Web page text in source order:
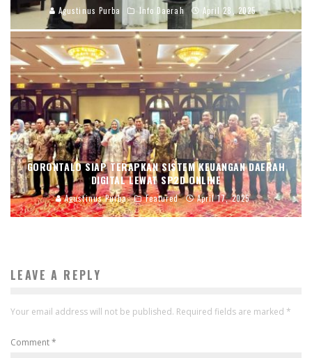
Agustinus Purba Info Daerah April 28, 2025
GORONTALO SIAP TERAPKAN SISTEM KEUANGAN DAERAH
DIGITAL LEWAT SP2D ONLINE
Agustinus Purba Featured April 17, 2025
LEAVE A REPLY
Your email address will not be published. Required fields are marked *
Comment*